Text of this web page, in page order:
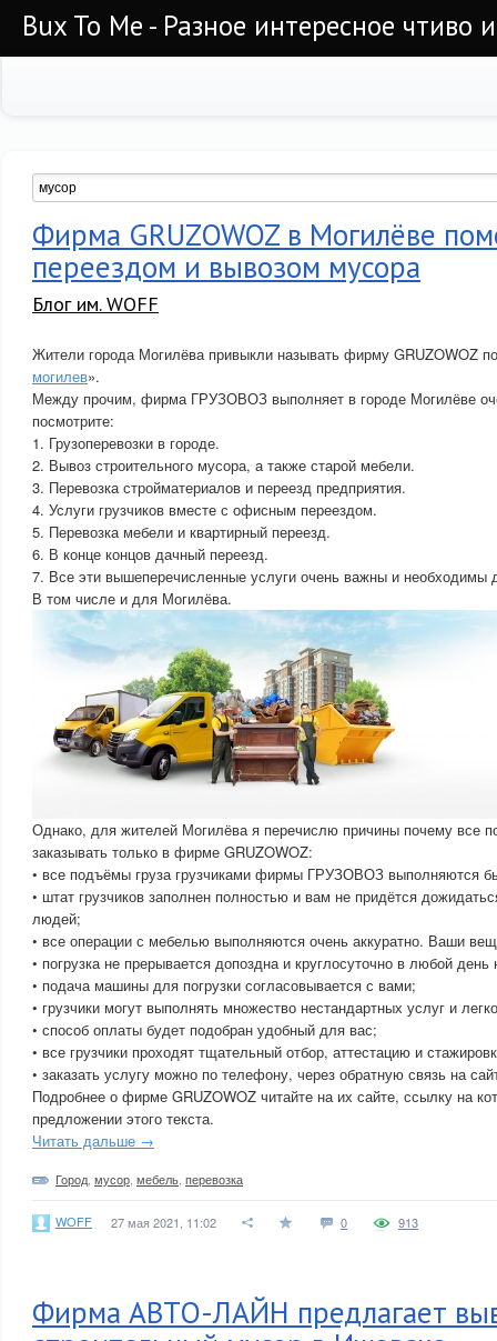
Bux To Me - Разное интересное чтиво
Фирма GRUZOWOZ в Могилёве
переездом и вывозом мусора
Блог им. WOFF
Жители города Могилёва привыкли называть фирму GRUZOWOZ
могилев».
Между прочим, фирма ГРУЗОВОЗ выполняет в городе Могилёве
посмотрите:
1. Грузоперевозки в городе.
2. Вывоз строительного мусора, а также старой мебели.
3. Перевозка стройматериалов и переезд предприятия.
4. Услуги грузчиков вместе с офисным переездом.
5. Перевозка мебели и квартирный переезд.
6. В конце концов дачный переезд.
7. Все эти вышеперечисленные услуги очень важны и необходимы
В том числе и для Могилёва.
Однако, для жителей Могилёва я перечислю причины почему все
заказывать только в фирме GRUZOWOZ:
• все подъёмы груза грузчиками фирмы ГРУЗОВОЗ выполняются
• штат грузчиков заполнен полностью и вам не придётся
людей;
• все операции с мебелью выполняются очень аккуратно. Ваши
• погрузка не прерывается допоздна и круглосуточно в любой день
• подача машины для погрузки согласовывается с вами;
• грузчики могут выполнять множество нестандартных услуг и
• способ оплаты будет подобран удобный для вас;
• все грузчики проходят тщательный отбор, аттестацию и
• заказать услугу можно по телефону, через обратную связь на
Подробнее о фирме GRUZOWOZ читайте на их сайте, ссылку на
предложении этого текста.
Читать дальше →
Город мусор мебель перевозка
WOFF 27 мая 2021, 11:02 0 913
Фирма АВТО-ЛАЙН предлагает